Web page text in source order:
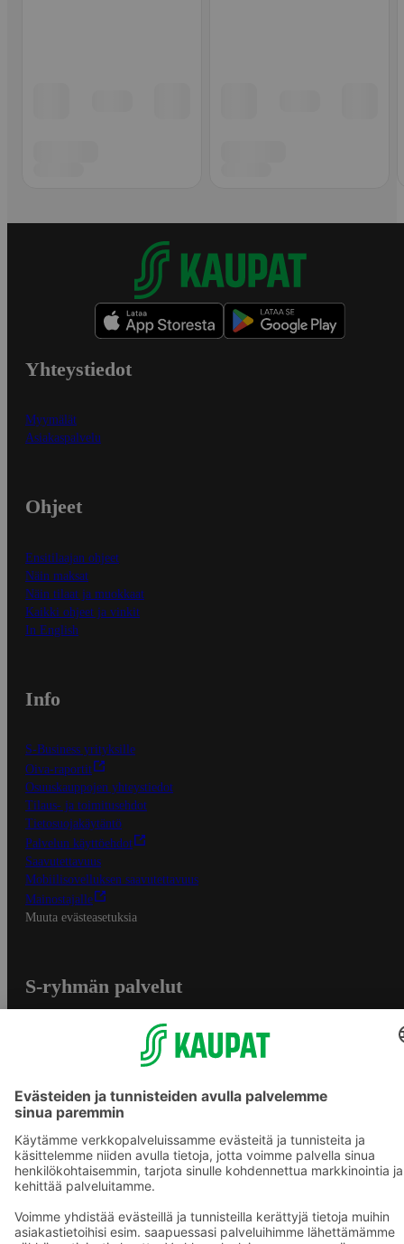
Yhteystiedot
Myymälät
Asiakaspalvelu
Ohjeet
Ensitilaajan ohjeet
Näin maksat
Näin tilaat ja muokkaat
Kaikki ohjeet ja vinkit
In English
Info
S-Business yrityksille
Oiva-raportit
Osuuskauppojen yhteystiedot
Tilaus- ja toimitusehdot
Tietosuojakäytäntö
Palvelun käyttöehdot
Saavutettavuus
Mobiilisovelluksen saavutettavuus
Mainostajalle
Muuta evästeasetuksia
S-ryhmän palvelut
S-ostoslista -sovellus
Prisma.fi
Sokos.fi
S-Pankki
Yhteishyvä
Sokos Hotels
Raflaamo